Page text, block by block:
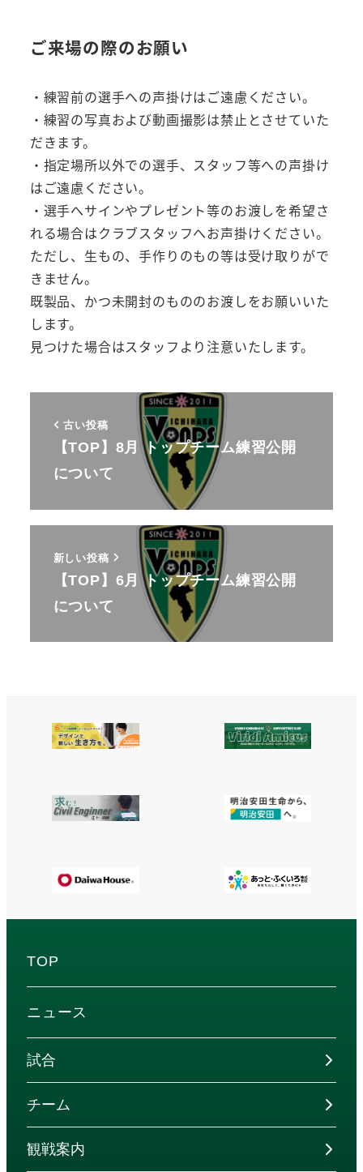
ご来場の際のお願い
・練習前の選手への声掛けはご遠慮ください。
・練習の写真および動画撮影は禁止とさせていた
だきます。
・指定場所以外での選手、スタッフ等への声掛け
はご遠慮ください。
・選手へサインやプレゼント等のお渡しを希望さ
れる場合はクラブスタッフへお声掛けください。
ただし、生もの、手作りのもの等は受け取りがで
きません。
既製品、かつ未開封のもののお渡しをお願いいた
します。
見つけた場合はスタッフより注意いたします。
古い投稿
【TOP】8月 トップチーム練習公開
について
新しい投稿
【TOP】6月 トップチーム練習公開
について
TOP
ニュース
試合
チーム
観戦案内